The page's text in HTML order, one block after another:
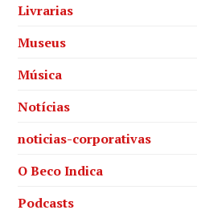
Livrarias
Museus
Música
Notícias
noticias-corporativas
O Beco Indica
Podcasts